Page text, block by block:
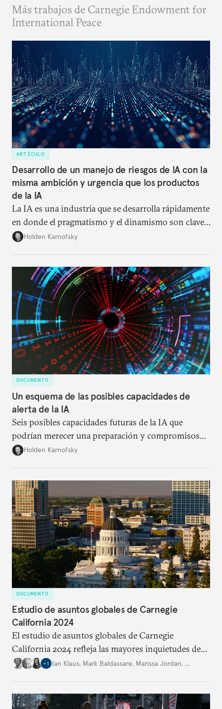
Más trabajos de Carnegie Endowment for
International Peace
ARTÍCULO
Desarrollo de un manejo de riesgos de IA con la
misma ambición y urgencia que los productos
de la IA
La IA es una industria que se desarrolla rápidamente
en donde el pragmatismo y el dinamismo son clave.
La mejor esperanza puede ser un método que
Holden Karnofsky
DOCUMENTO
Un esquema de las posibles capacidades de
alerta de la IA
Seis posibles capacidades futuras de la IA que
podrían merecer una preparación y compromisos
previos, para poder evitar riesgos catastróficos.
Holden Karnofsky
DOCUMENTO
Estudio de asuntos globales de Carnegie
California 2024
El estudio de asuntos globales de Carnegie
California 2024 refleja las mayores inquietudes de
los californianos respecto a los continuos
de la democracia americana y durante un año de
+ 1 Ian Klaus, Mark Baldassare, Marissa Jordan, …